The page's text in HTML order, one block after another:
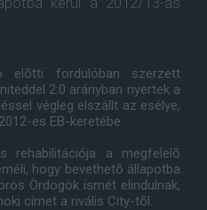
elõtti fordulóban szerzett
2:0 arányban nyertek a
végleg elszállt az esélye,
es EB-keretébe.
rehabilitációja a megfelelõ
hogy bevethetõ állapotba
Ördögök ismét elindulnak,
címet a rivális City-tõl.